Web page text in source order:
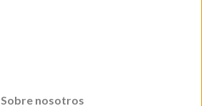
Sobre nosotros